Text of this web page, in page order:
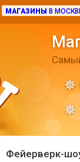
МАГАЗИНЫ В
Фейерверк-